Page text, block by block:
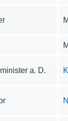
a. D.